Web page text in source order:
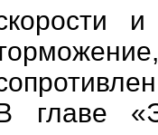
и
главе